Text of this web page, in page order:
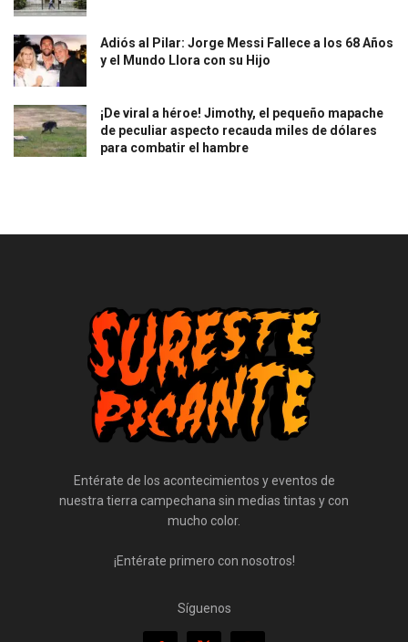
Adiós al Pilar: Jorge Messi Fallece a los 68 Años
y el Mundo Llora con su Hijo
¡De viral a héroe! Jimothy, el pequeño mapache
de peculiar aspecto recauda miles de dólares
para combatir el hambre
Entérate de los acontecimientos y eventos de
nuestra tierra campechana sin medias tintas y con
mucho color.
¡Entérate primero con nosotros!
Síguenos